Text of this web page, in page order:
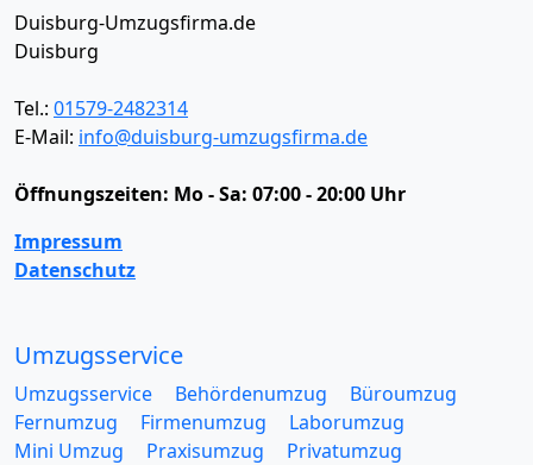
Duisburg-Umzugsfirma.de
Duisburg
Tel.: 01579-2482314
E-Mail: info@duisburg-umzugsfirma.de
Öffnungszeiten: Mo - Sa: 07:00 - 20:00 Uhr
Impressum
Datenschutz
Umzugsservice
Umzugsservice Behördenumzug
Büroumzug
Fernumzug
Firmenumzug
Laborumzug
Mini Umzug
Praxisumzug
Privatumzug